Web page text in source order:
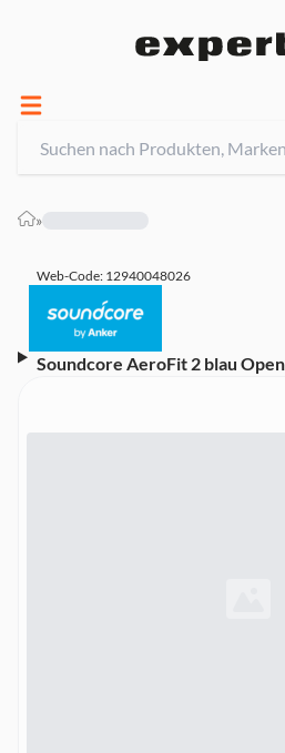
»
Web-Code: 12940048026
Soundcore AeroFit 2 blau